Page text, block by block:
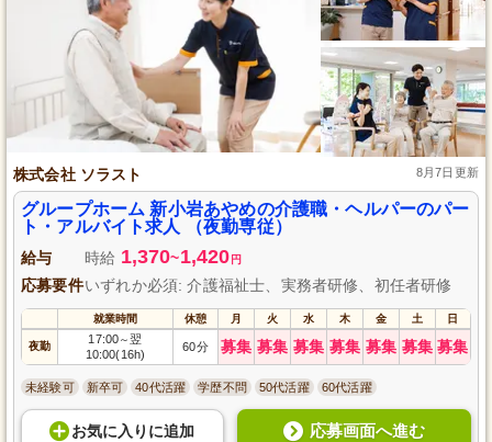
株式会社 ソラスト 8月7日更新
グループホーム 新小岩あやめの介護職・ヘルパーのパー
ト・アルバイト求人 （夜勤専従）
給与 時給 1,370~1,420 円
応募要件いずれか必須: 介護福祉士、実務者研修、初任者研修
就業時間 休憩 月 火 水 木 金 土 日
夜勤
17:00～翌
10:00(16h)
60分 募集 募集 募集 募集 募集 募集 募集
未経験可 新卒可 40代活躍 学歴不問 50代活躍 60代活躍
お気に入り に追加 応募画面へ進む